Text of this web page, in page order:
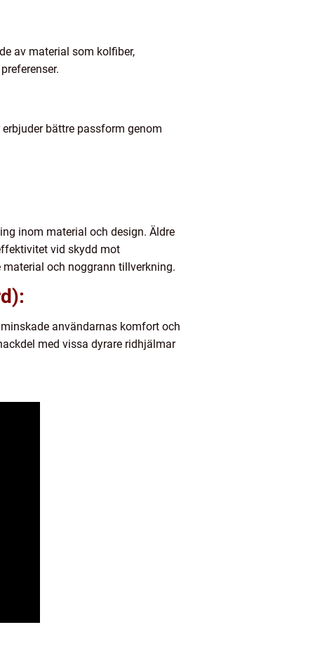
av material som kolfiber,
bättre passform genom
inom material och design. Äldre
vid skydd mot
och noggrann tillverkning.
användarnas komfort och
med vissa dyrare ridhjälmar